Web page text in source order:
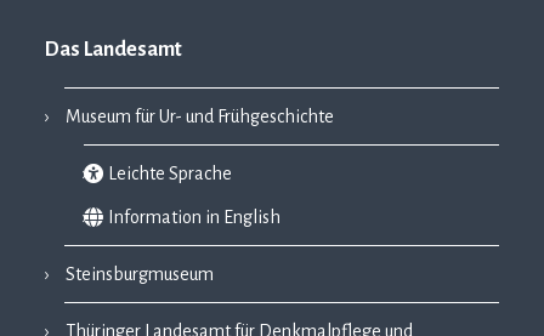
Das Landesamt
Museum für Ur- und Frühgeschichte
Leichte Sprache
Information in English
Steinsburgmuseum
Thüringer Landesamt für Denkmalpflege und